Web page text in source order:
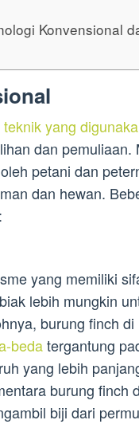
Konvensional
yang
dan pemuliaan.
petani dan
dan hewan.
yang memiliki
lebih mungkin
burung finch
bedatergantung
yang lebih
burung finch
biji dari